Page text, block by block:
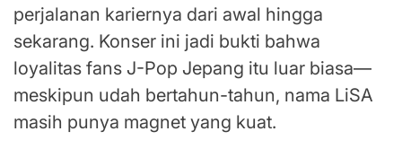
perjalanan kariernya dari awal hingga
sekarang. Konser ini jadi bukti bahwa
loyalitas fans J-Pop Jepang itu luar biasa—
meskipun udah bertahun-tahun, nama LiSA
masih punya magnet yang kuat.